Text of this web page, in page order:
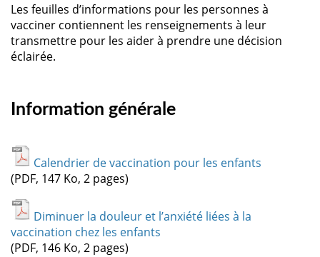
Les feuilles d’informations pour les personnes à
vacciner contiennent les renseignements à leur
transmettre pour les aider à prendre une décision
éclairée.
Information générale
Calendrier de vaccination pour les enfants
(PDF, 147 Ko, 2 pages)
Diminuer la douleur et l’anxiété liées à la
vaccination chez les enfants
(PDF, 146 Ko, 2 pages)